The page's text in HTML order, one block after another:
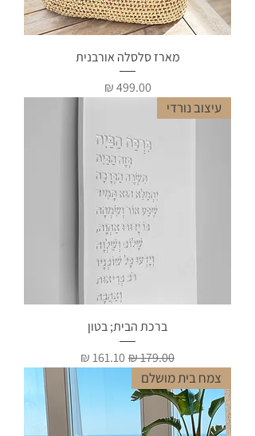
מארז סלסלה אורבנית
מחיר
עיצוב נורדי
ברכת הבית; בטון
מחיר רגיל מחיר מבצע
צמח בית מושלם